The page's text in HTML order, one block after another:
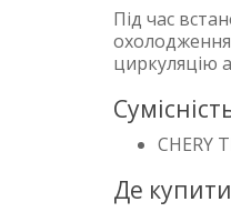
Під час
циркуляцію
CHERY
Де